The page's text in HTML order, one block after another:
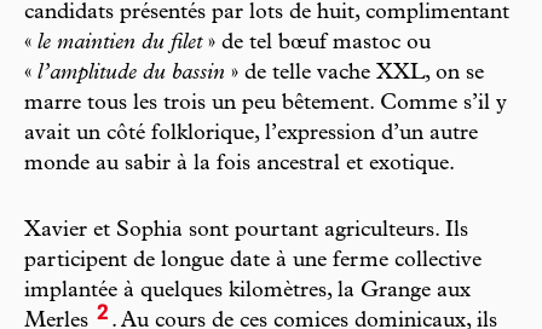
candidats présentés par lots de huit, complimentant
« le maintien du filet» de tel bœuf mastoc ou
« l’amplitude du bassin » de telle vache XXL, on se
marre tous les trois un peu bêtement. Comme s’il y
avait un côté folklorique, l’expression d’un autre
monde au sabir à la fois ancestral et exotique.
Xavier et Sophia sont pourtant agriculteurs. Ils
participent de longue date à une ferme collective
implantée à quelques kilomètres, la Grange aux
Merles 2 . Au cours de ces comices dominicaux, ils